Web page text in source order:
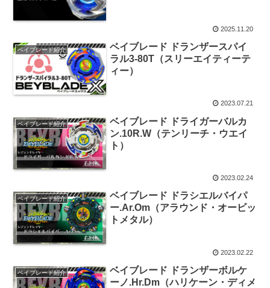
2025.11.20
ベイブレード紹介
ベイブレード ドランザースパイ
ラル3-80T（スリーエイティーテ
ィー）
2023.07.21
ベイブレード紹介
ベイブレード ドライガーバルカ
ン.10R.W（テンリーチ・ウエイ
ト）
2023.02.24
ベイブレード紹介
ベイブレード ドラシエルバイパ
ー.Ar.Om（アラウンド・オービッ
トメタル）
2023.02.22
ベイブレード紹介
ベイブレード ドランザーボルケ
ーノ.Hr.Dm（ハリケーン・ディメ